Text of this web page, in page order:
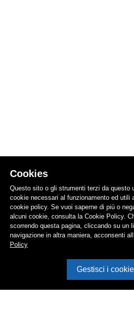
Cookies
Questo sito o gli strumenti terzi da questo
cookie necessari al funzionamento ed utili
cookie policy. Se vuoi saperne di più o
alcuni cookie, consulta la Cookie Policy.
scorrendo questa pagina, cliccando su un
navigazione in altra maniera, acconsenti
Policy
Gestisci i cookie